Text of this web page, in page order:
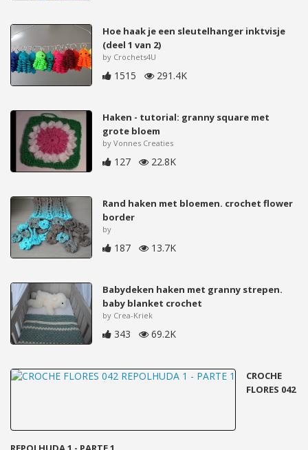
Hoe haak je een sleutelhanger inktvisje
(deel 1 van 2)
by Crochets4U
1515 291.4K
Haken - tutorial: granny square met
grote bloem
by Vonnes Creaties
127 22.8K
Rand haken met bloemen. crochet flower
border
by
187 13.7K
Babydeken haken met granny strepen.
baby blanket crochet
by Crea-Kriek
343 69.2K
CROCHE
FLORES 042